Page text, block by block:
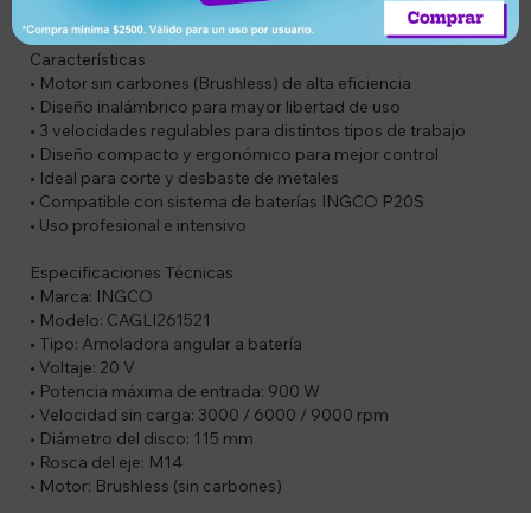
construcción y mantenimiento general.
Características
• Motor sin carbones (Brushless) de alta eficiencia
• Diseño inalámbrico para mayor libertad de uso
• 3 velocidades regulables para distintos tipos de trabajo
• Diseño compacto y ergonómico para mejor control
• Ideal para corte y desbaste de metales
• Compatible con sistema de baterías INGCO P20S
• Uso profesional e intensivo
Especificaciones Técnicas
• Marca: INGCO
• Modelo: CAGLI261521
• Tipo: Amoladora angular a batería
• Voltaje: 20 V
• Potencia máxima de entrada: 900 W
• Velocidad sin carga: 3000 / 6000 / 9000 rpm
• Diámetro del disco: 115 mm
• Rosca del eje: M14
• Motor: Brushless (sin carbones)